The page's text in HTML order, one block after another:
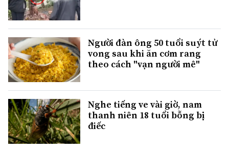
Người đàn ông 50 tuổi suýt tử
vong sau khi ăn cơm rang
theo cách "vạn người mê"
Nghe tiếng ve vài giờ, nam
thanh niên 18 tuổi bỗng bị
điếc